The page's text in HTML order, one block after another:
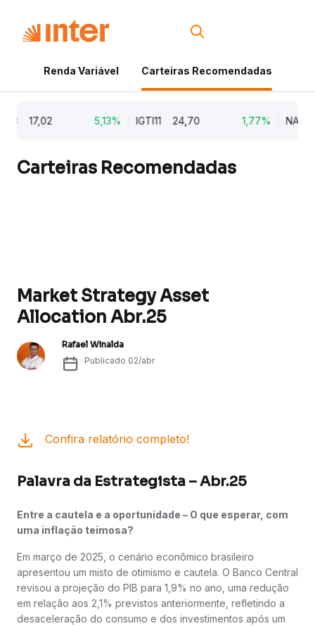
Renda Variável Carteiras Recomendadas
17,02 5,13% IGTI11 24,70 1,77% NATU3
Carteiras Recomendadas
Market Strategy Asset
Allocation Abr.25
Rafael Winalda
Publicado 02/abr
Confira relatório completo!
Palavra da Estrategista – Abr.25
Entre a cautela e a oportunidade – O que esperar, com
uma inflação teimosa?
Em março de 2025, o cenário econômico brasileiro
apresentou um misto de otimismo e cautela. O Banco Central
revisou a projeção do PIB para 1,9% no ano, uma redução
em relação aos 2,1% previstos anteriormente, refletindo a
desaceleração do consumo e dos investimentos após um